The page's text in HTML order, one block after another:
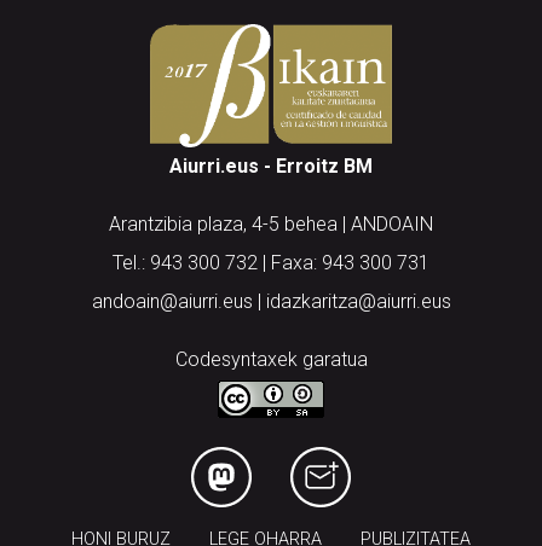
Aiurri.eus - Erroitz BM
Arantzibia plaza, 4-5 behea | ANDOAIN
Tel.: 943 300 732 | Faxa: 943 300 731
andoain@aiurri.eus | idazkaritza@aiurri.eus
Codesyntaxek garatua
HONI BURUZ LEGE OHARRA PUBLIZITATEA